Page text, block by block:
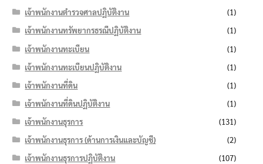
เจ้าพนักงานตำรวจศาลปฏิบัติงาน
(1)
เจ้าพนักงานทรัพยากรธรณีปฏิบัติงาน
(1)
เจ้าพนักงานทะเบียน
(1)
เจ้าพนักงานทะเบียนปฏิบัติงาน
(1)
เจ้าพนักงานที่ดิน
(1)
เจ้าพนักงานที่ดินปฏิบัติงาน
(1)
เจ้าพนักงานธุรการ
(131)
เจ้าพนักงานธุรการ (ด้านการเงินและบัญชี)
(2)
เจ้าพนักงานธุรการปฏิบัติงาน
(107)